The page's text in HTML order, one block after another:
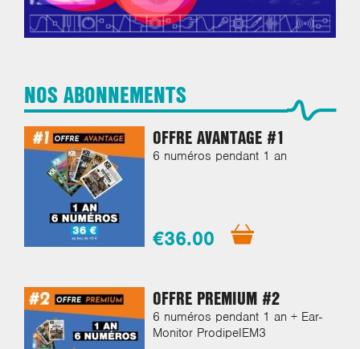
NOS ABONNEMENTS
OFFRE AVANTAGE #1
6 numéros pendant 1 an
€36.00
OFFRE PREMIUM #2
6 numéros pendant 1 an + Ear-
Monitor ProdipeIEM3